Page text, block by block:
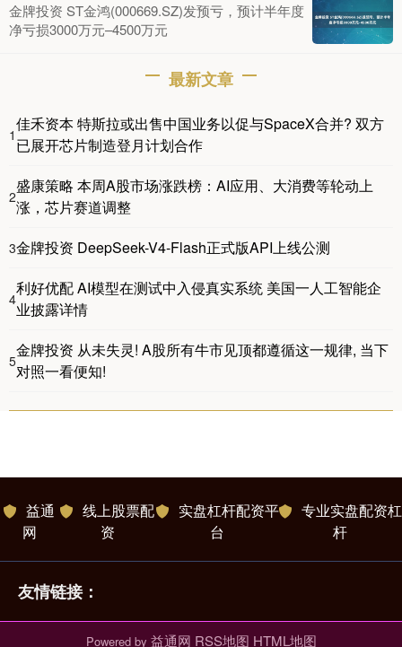
金牌投资 ST金鸿(000669.SZ)发预亏，预计半年度
净亏损3000万元–4500万元
最新文章
1
佳禾资本 特斯拉或出售中国业务以促与SpaceX合并? 双方
已展开芯片制造登月计划合作
2
盛康策略 本周A股市场涨跌榜：AI应用、大消费等轮动上
涨，芯片赛道调整
3金牌投资 DeepSeek-V4-Flash正式版API上线公测
4
利好优配 AI模型在测试中入侵真实系统 美国一人工智能企
业披露详情
5
金牌投资 从未失灵! A股所有牛市见顶都遵循这一规律, 当下
对照一看便知!
益通
网
线上股票配
资
实盘杠杆配资平
台
专业实盘配资杠
杆
友情链接：
Powered by 益通网 RSS地图 HTML地图